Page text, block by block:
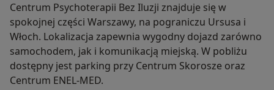
Centrum Psychoterapii Bez Iluzji znajduje się w
spokojnej części Warszawy, na pograniczu Ursusa i
Włoch. Lokalizacja zapewnia wygodny dojazd zarówno
samochodem, jak i komunikacją miejską. W pobliżu
dostępny jest parking przy Centrum Skorosze oraz
Centrum ENEL-MED.